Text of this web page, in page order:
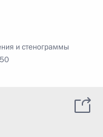
и стенограммы